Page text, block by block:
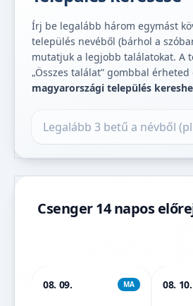
Írj be legalább három egymást
település nevéből (bárhol a
mutatjuk a legjobb találatokat. A
„Összes találat” gombbal érheted
magyarországi település
Csenger 14 napos
08. 09. MA 08. 10.